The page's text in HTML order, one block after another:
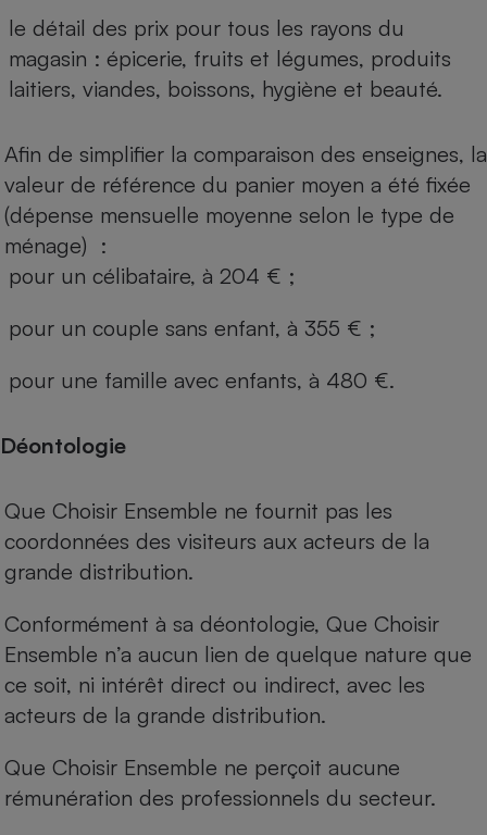
le détail des prix pour tous les rayons du
magasin : épicerie, fruits et légumes, produits
laitiers, viandes, boissons, hygiène et beauté.
Afin de simplifier la comparaison des enseignes, la
valeur de référence du panier moyen a été fixée
(dépense mensuelle moyenne selon le type de
ménage) :
pour un célibataire, à 204 € ;
pour un couple sans enfant, à 355 € ;
pour une famille avec enfants, à 480 €.
Déontologie
Que Choisir Ensemble ne fournit pas les
coordonnées des visiteurs aux acteurs de la
grande distribution.
Conformément à sa déontologie, Que Choisir
Ensemble n’a aucun lien de quelque nature que
ce soit, ni intérêt direct ou indirect, avec les
acteurs de la grande distribution.
Que Choisir Ensemble ne perçoit aucune
rémunération des professionnels du secteur.